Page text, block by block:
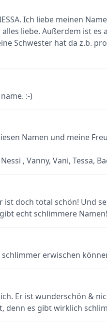
Ich liebe meinen
liebe. Außerdem ist es
Schwester hat da z.b.
:-)
Namen und meine
, Vanny, Vani, Tessa,
ist doch total schön! Und
echt schlimmere Namen!
erwischen
Er ist wunderschön &
denn es gibt wirklich